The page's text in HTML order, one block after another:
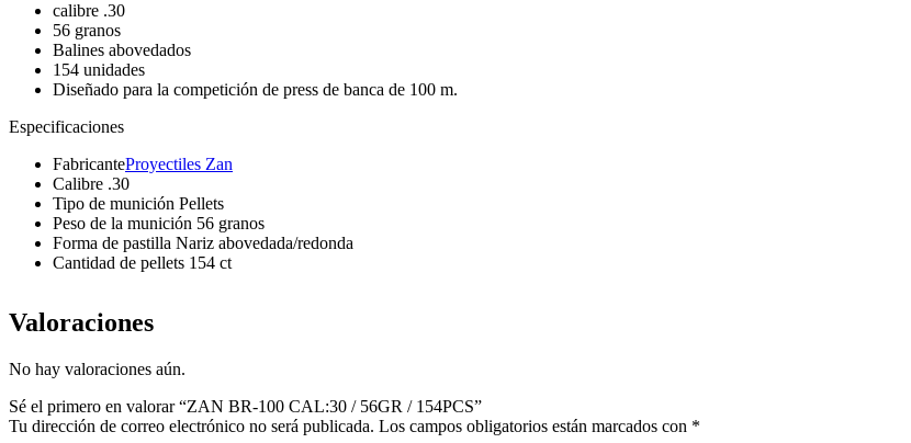
calibre .30
56 granos
Balines abovedados
154 unidades
Diseñado para la competición de press de banca de 100 m.
Especificaciones
FabricanteProyectiles Zan
Calibre .30
Tipo de munición Pellets
Peso de la munición 56 granos
Forma de pastilla Nariz abovedada/redonda
Cantidad de pellets 154 ct
Valoraciones
No hay valoraciones aún.
Sé el primero en valorar “ZAN BR-100 CAL:30 / 56GR / 154PCS”
Tu dirección de correo electrónico no será publicada. Los campos obligatorios están marcados con *